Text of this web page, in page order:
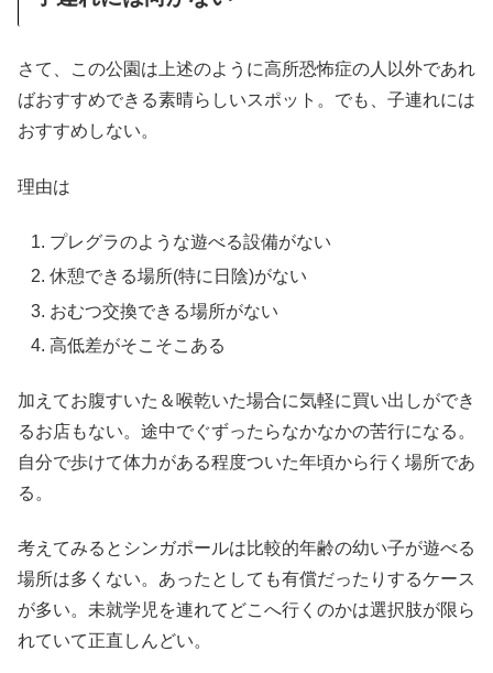
さて、この公園は上述のように高所恐怖症の人以外であれ
ばおすすめできる素晴らしいスポット。でも、子連れには
おすすめしない。
理由は
プレグラのような遊べる設備がない
休憩できる場所(特に日陰)がない
おむつ交換できる場所がない
高低差がそこそこある
加えてお腹すいた＆喉乾いた場合に気軽に買い出しができ
るお店もない。途中でぐずったらなかなかの苦行になる。
自分で歩けて体力がある程度ついた年頃から行く場所であ
る。
考えてみるとシンガポールは比較的年齢の幼い子が遊べる
場所は多くない。あったとしても有償だったりするケース
が多い。未就学児を連れてどこへ行くのかは選択肢が限ら
れていて正直しんどい。